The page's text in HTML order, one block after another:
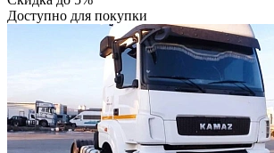
Доступно для покупки